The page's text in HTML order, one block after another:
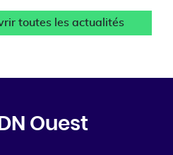
toutes les actualités
Ouest